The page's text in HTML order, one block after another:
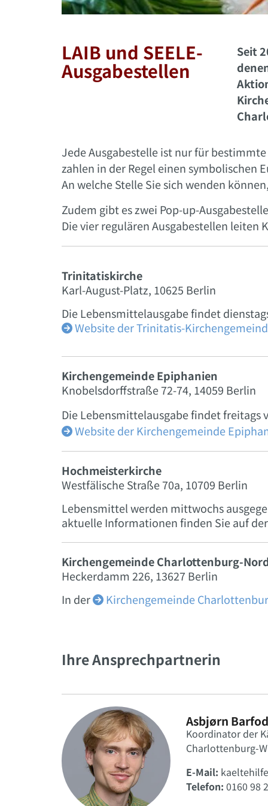
LAIB und SEELE-
Ausgabestellen
Seit
Jede Ausgabestelle ist nur für
zahlen in der Regel einen symbolischen
An welche Stelle Sie sich wenden
Zudem gibt es zwei Pop-up-
Die vier regulären Ausgabestellen leiten
Trinitatiskirche
Karl-August-Platz, 10625 Berlin
Die Lebensmittelausgabe findet
 Website der Trinitatis-
Kirchengemeinde Epiphanien
Knobelsdorffstraße 72-74, 14059 Berlin
Die Lebensmittelausgabe findet freitags
 Website der Kirchengemeinde
Hochmeisterkirche
Westfälische Straße 70a, 10709 Berlin
Lebensmittel werden mittwochs
aktuelle Informationen finden Sie auf der
Kirchengemeinde Charlottenburg-
Heckerdamm 226, 13627 Berlin
In der  Kirchengemeinde
Ihre Ansprechpartnerin
Asbjørn Barfod
Koordinator der
Charlottenburg-
E-Mail:
Telefon: 0160 98